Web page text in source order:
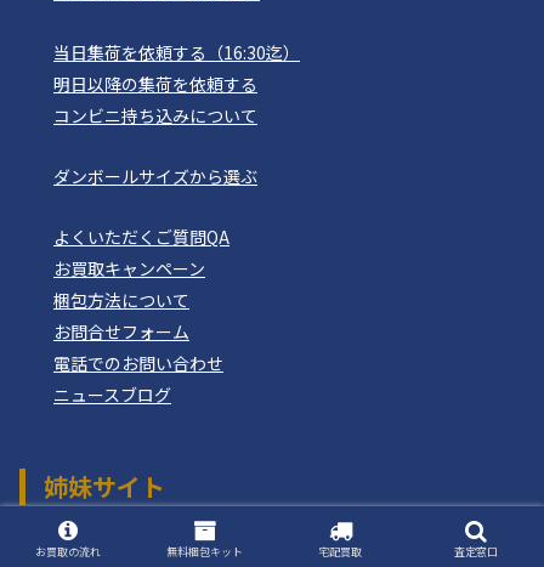
当日集荷を依頼する（16:30迄）
明日以降の集荷を依頼する
コンビニ持ち込みについて
ダンボールサイズから選ぶ
よくいただくご質問QA
お買取キャンペーン
梱包方法について
お問合せフォーム
電話でのお問い合わせ
ニュースブログ
姉妹サイト
おもちゃ買取ドットJP
つりぐ買取ドットJP
お買取の流れ 無料梱包キット 宅配買取 査定窓口